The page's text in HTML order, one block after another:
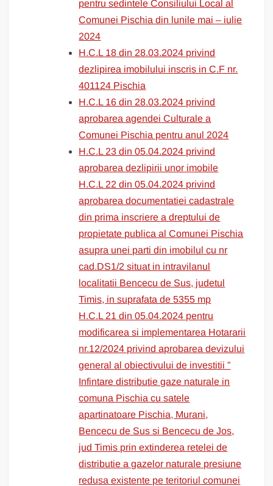
pentru sedintele Consiliului Local al
Comunei Pischia din lunile mai – iulie
2024
H.C.L 18 din 28.03.2024 privind
dezlipirea imobilului inscris in C.F nr.
401124 Pischia
H.C.L 16 din 28.03.2024 privind
aprobarea agendei Culturale a
Comunei Pischia pentru anul 2024
H.C.L 23 din 05.04.2024 privind
aprobarea dezlipirii unor imobile
H.C.L 22 din 05.04.2024 privind
aprobarea documentatiei cadastrale
din prima inscriere a dreptului de
propietate publica al Comunei Pischia
asupra unei parti din imobilul cu nr
cad.DS1/2 situat in intravilanul
localitatii Bencecu de Sus, judetul
Timis, in suprafata de 5355 mp
H.C.L 21 din 05.04.2024 pentru
modificarea si implementarea Hotararii
nr.12/2024 privind aprobarea devizului
general al obiectivului de investitii ”
Infintare distributie gaze naturale in
comuna Pischia cu satele
apartinatoare Pischia, Murani,
Bencecu de Sus si Bencecu de Jos,
jud Timis prin extinderea retelei de
distributie a gazelor naturale presiune
redusa existente pe teritoriul comunei